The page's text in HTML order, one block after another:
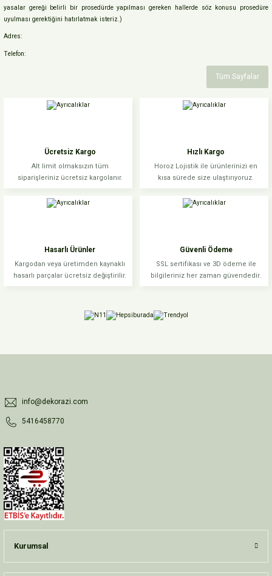
yasalar gereği belirli bir prosedürde yapılması gereken hallerde söz konusu prosedüre
uyulması gerektiğini hatırlatmak isteriz.)
Adres:
Telefon:
Tüm Sayfalar
Ücretsiz Kargo
Alt limit olmaksızın tüm
siparişleriniz ücretsiz kargolanır.
Hızlı Kargo
Horoz Lojistik ile ürünlerinizi en
kısa sürede size ulaştırıyoruz.
Hasarlı Ürünler
Kargodan veya üretimden kaynaklı
hasarlı parçalar ücretsiz değiştirilir.
Güvenli Ödeme
SSL sertifikası ve 3D ödeme ile
bilgileriniz her zaman güvendedir.
info@dekorazi.com
5416458770
Kurumsal